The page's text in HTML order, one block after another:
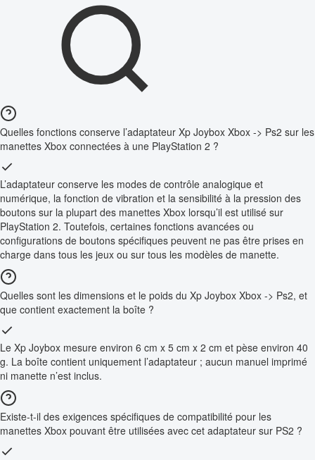
Quelles fonctions conserve l’adaptateur Xp Joybox Xbox -> Ps2 sur les
manettes Xbox connectées à une PlayStation 2 ?
L’adaptateur conserve les modes de contrôle analogique et
numérique, la fonction de vibration et la sensibilité à la pression des
boutons sur la plupart des manettes Xbox lorsqu’il est utilisé sur
PlayStation 2. Toutefois, certaines fonctions avancées ou
configurations de boutons spécifiques peuvent ne pas être prises en
charge dans tous les jeux ou sur tous les modèles de manette.
Quelles sont les dimensions et le poids du Xp Joybox Xbox -> Ps2, et
que contient exactement la boîte ?
Le Xp Joybox mesure environ 6 cm x 5 cm x 2 cm et pèse environ 40
g. La boîte contient uniquement l’adaptateur ; aucun manuel imprimé
ni manette n’est inclus.
Existe-t-il des exigences spécifiques de compatibilité pour les
manettes Xbox pouvant être utilisées avec cet adaptateur sur PS2 ?